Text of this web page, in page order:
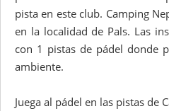
pista en este club. Camping
en la localidad de Pals. Las
con 1 pistas de pádel donde
ambiente.
Juega al pádel en las pistas de